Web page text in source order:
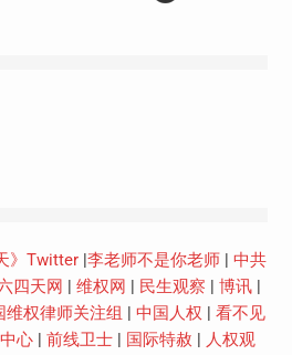
》Twitter| 李老师不是你老师| 中共
四天网 维权网 民生观察 博讯|
维权律师关注组 中国人权
看不见
心| 前线卫士| 国际特赦
人权观